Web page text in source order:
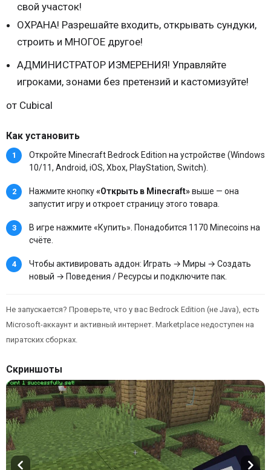
свой участок!
ОХРАНА! Разрешайте входить, открывать сундуки,
строить и МНОГОЕ другое!
АДМИНИСТРАТОР ИЗМЕРЕНИЯ! Управляйте
игроками, зонами без претензий и кастомизуйте!
от Cubical
Как установить
Откройте Minecraft Bedrock Edition на устройстве (Windows
10/11, Android, iOS, Xbox, PlayStation, Switch).
Нажмите кнопку«Открыть в Minecraft»выше — она
запустит игру и откроет страницу этого товара.
В игре нажмите «Купить». Понадобится 1170 Minecoins на
счёте.
Чтобы активировать аддон: Играть → Миры → Создать
новый → Поведения / Ресурсы и подключите пак.
Не запускается? Проверьте, что у вас Bedrock Edition (не Java), есть
Microsoft-аккаунт и активный интернет. Marketplace недоступен на
пиратских сборках.
Скриншоты